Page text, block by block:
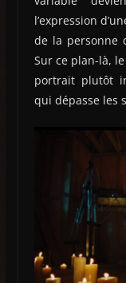
l’expression
de la personne
Sur ce plan-là,
portrait plutôt
qui dépasse les